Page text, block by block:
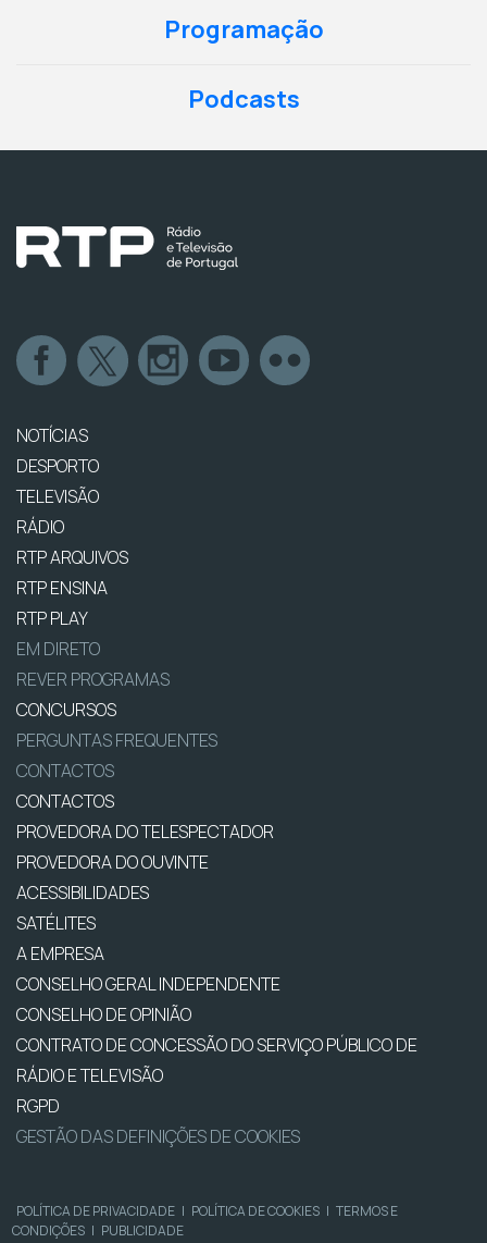
Programação
Podcasts
NOTÍCIAS
DESPORTO
TELEVISÃO
RÁDIO
RTP ARQUIVOS
RTP ENSINA
RTP PLAY
EM DIRETO
REVER PROGRAMAS
CONCURSOS
PERGUNTAS FREQUENTES
CONTACTOS
CONTACTOS
PROVEDORA DO TELESPECTADOR
PROVEDORA DO OUVINTE
ACESSIBILIDADES
SATÉLITES
A EMPRESA
CONSELHO GERAL INDEPENDENTE
CONSELHO DE OPINIÃO
CONTRATO DE CONCESSÃO DO SERVIÇO PÚBLICO DE
RÁDIO E TELEVISÃO
RGPD
GESTÃO DAS DEFINIÇÕES DE COOKIES
POLÍTICA DE PRIVACIDADE | POLÍTICA DE COOKIES | TERMOS E
CONDIÇÕES | PUBLICIDADE